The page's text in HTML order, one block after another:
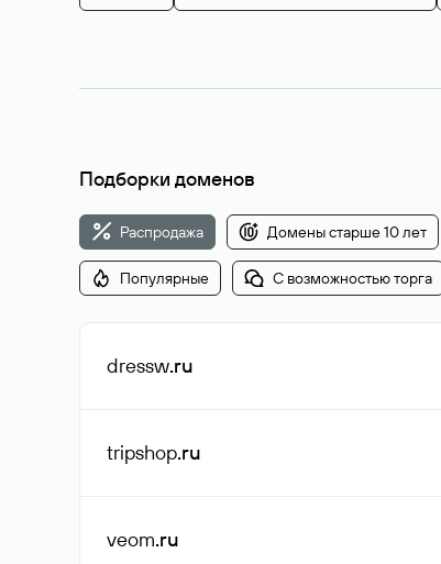
Подборки доменов
Распродажа Домены старше 10 лет
Популярные С возможностью торга
dressw.ru
tripshop.ru
veom.ru